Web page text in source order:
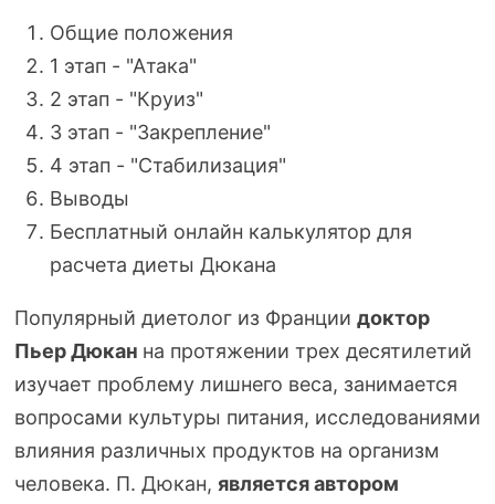
Общие положения
1 этап - "Атака"
2 этап - "Круиз"
3 этап - "Закрепление"
4 этап - "Стабилизация"
Выводы
Бесплатный онлайн калькулятор для
расчета диеты Дюкана
Популярный диетолог из Франции доктор
Пьер Дюкан на протяжении трех десятилетий
изучает проблему лишнего веса, занимается
вопросами культуры питания, исследованиями
влияния различных продуктов на организм
человека. П. Дюкан, является автором